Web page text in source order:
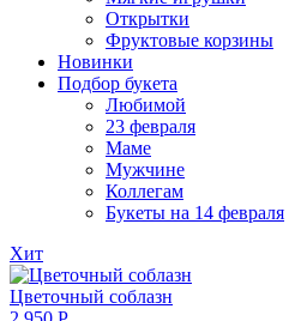
Открытки
Фруктовые корзины
Новинки
Подбор букета
Любимой
23 февраля
Маме
Мужчине
Коллегам
Букеты на 14 февраля
Хит
Цветочный соблазн